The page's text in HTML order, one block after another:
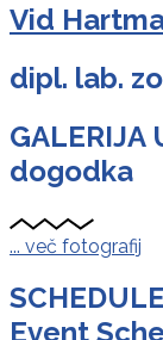
Vid
dipl. lab.
GALERIJA
dogodka
... več fotografij
Event